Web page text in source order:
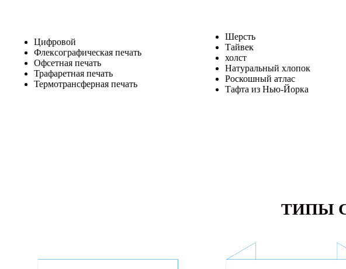
Цифровой
Флексографическая печать
Офсетная печать
Трафаретная печать
Термотрансферная печать
Шерсть
Тайвек
холст
Натуральный хлопок
Роскошный атлас
Тафта из Нью-Йорка
ТИПЫ